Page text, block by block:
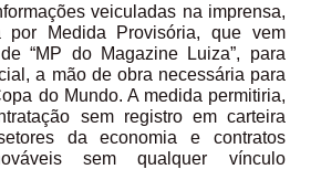
veiculadas na imprensa,
por Medida Provisória, que vem
“MP do Magazine Luiza”, para
a mão de obra necessária para
do Mundo. A medida permitiria,
sem registro em carteira
da economia e contratos
sem qualquer vínculo